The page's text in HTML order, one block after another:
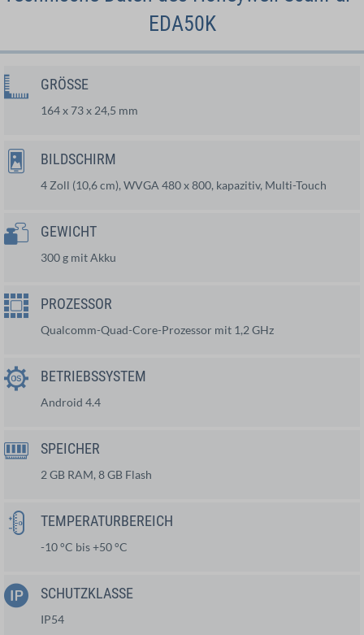
EDA50K
GRÖSSE
164 x 73 x 24,5 mm
BILDSCHIRM
4 Zoll (10,6 cm), WVGA 480 x 800, kapazitiv, Multi-Touch
GEWICHT
300 g mit Akku
PROZESSOR
Qualcomm-Quad-Core-Prozessor mit 1,2 GHz
BETRIEBSSYSTEM
Android 4.4
SPEICHER
2 GB RAM, 8 GB Flash
TEMPERATURBEREICH
-10 °C bis +50 °C
SCHUTZKLASSE
IP54